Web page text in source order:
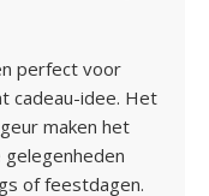
perfect voor
cadeau-idee. Het
maken het
gelegenheden
of feestdagen.